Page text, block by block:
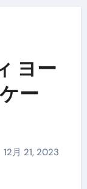
ヨー
ー
12月 21, 2023